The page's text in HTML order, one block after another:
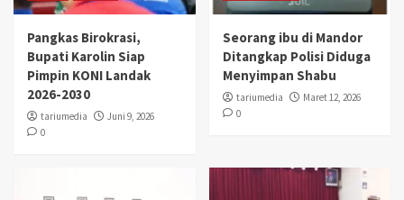
Pangkas Birokrasi,
Bupati Karolin Siap
Pimpin KONI Landak
2026-2030
tariumedia
Juni 9, 2026
0
Seorang ibu di Mandor
Ditangkap Polisi Diduga
Menyimpan Shabu
tariumedia
Maret 12, 2026
0